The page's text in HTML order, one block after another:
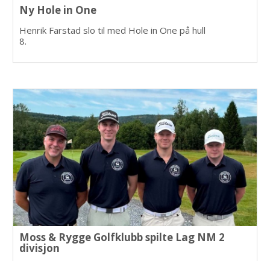
Ny Hole in One
Henrik Farstad slo til med Hole in One på hull
8.
Moss & Rygge Golfklubb spilte Lag NM 2
divisjon